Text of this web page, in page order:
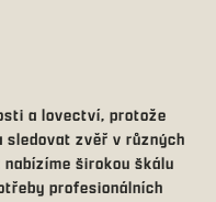
a lovectví, protože
sledovat zvěř v různých
nabízíme širokou škálu
profesionálních